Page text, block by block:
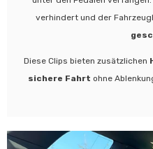
verhindert und der
Diese Clips bieten zusätzlichen
sichere Fahrt ohne